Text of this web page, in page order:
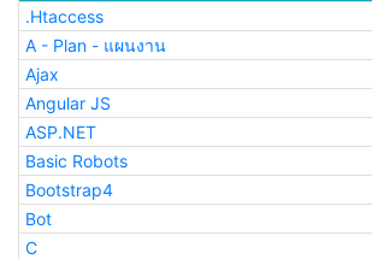
.Htaccess
A - Plan - แผนงาน
Ajax
Angular JS
ASP.NET
Basic Robots
Bootstrap4
Bot
C